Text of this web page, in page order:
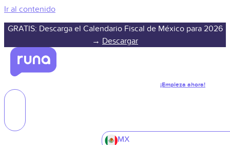
Ir al contenido
GRATIS: Descarga el Calendario Fiscal de México para 2026
→ Descargar
¡Empieza ahora!
MX